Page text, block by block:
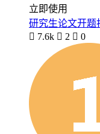
立即使用
研究生论文开题
 7.6k  2  0